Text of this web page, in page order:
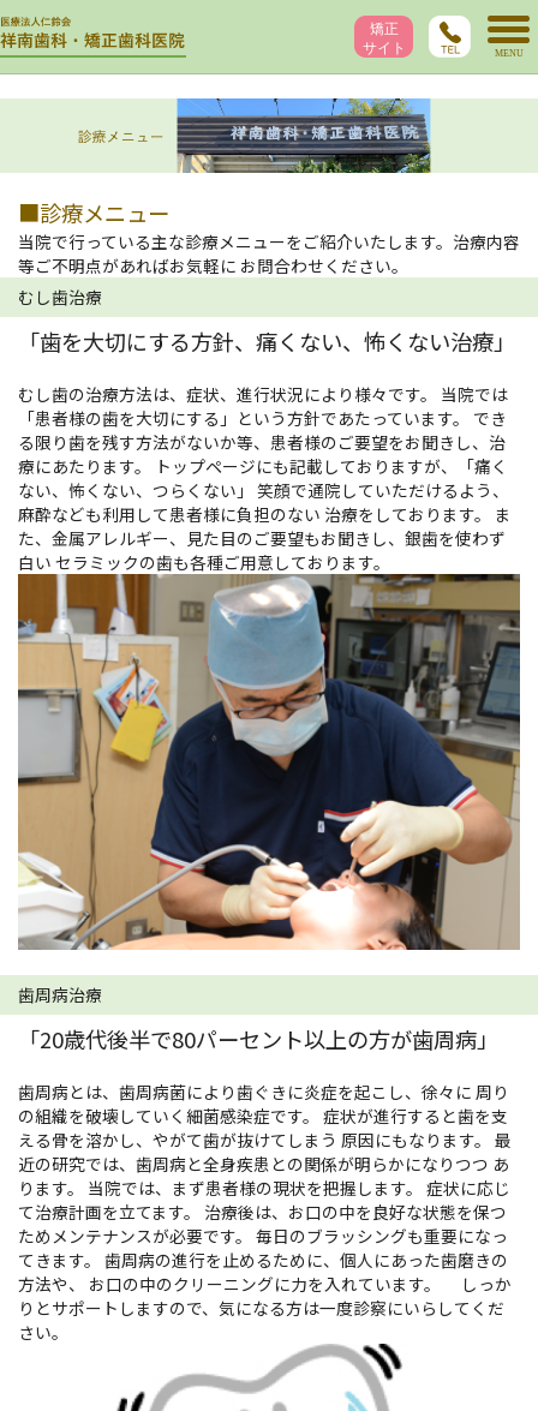
■診療メニュー
当院で行っている主な診療メニューをご紹介いたします。治療内容
等ご不明点があればお気軽に お問合わせください。
むし歯治療
「歯を大切にする方針、痛くない、怖くない治療」
むし歯の治療方法は、症状、進行状況により様々です。 当院では
「患者様の歯を大切にする」という方針であたっています。 でき
る限り歯を残す方法がないか等、患者様のご要望をお聞きし、治
療にあたります。 トップページにも記載しておりますが、「痛く
ない、怖くない、つらくない」 笑顔で通院していただけるよう、
麻酔なども利用して患者様に負担のない 治療をしております。 ま
た、金属アレルギー、見た目のご要望もお聞きし、銀歯を使わず
白い セラミックの歯も各種ご用意しております。
歯周病治療
「20歳代後半で80パーセント以上の方が歯周病」
歯周病とは、歯周病菌により歯ぐきに炎症を起こし、徐々に 周り
の組織を破壊していく細菌感染症です。 症状が進行すると歯を支
える骨を溶かし、やがて歯が抜けてしまう 原因にもなります。 最
近の研究では、歯周病と全身疾患との関係が明らかになりつつ あ
ります。 当院では、まず患者様の現状を把握します。 症状に応じ
て治療計画を立てます。 治療後は、お口の中を良好な状態を保つ
ためメンテナンスが必要です。 毎日のブラッシングも重要になっ
てきます。 歯周病の進行を止めるために、個人にあった歯磨きの
方法や、 お口の中のクリーニングに力を入れています。 しっか
りとサポートしますので、気になる方は一度診察にいらしてくだ
さい。